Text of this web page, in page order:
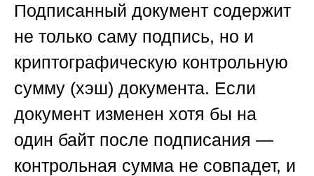
Подписанный документ содержит
не только саму подпись, но и
криптографическую контрольную
сумму (хэш) документа. Если
документ изменен хотя бы на
один байт после подписания —
контрольная сумма не совпадет, и